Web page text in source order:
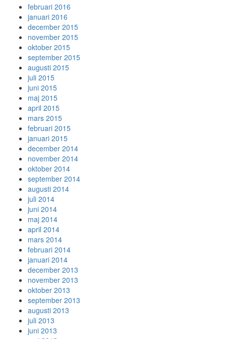
februari 2016
januari 2016
december 2015
november 2015
oktober 2015
september 2015
augusti 2015
juli 2015
juni 2015
maj 2015
april 2015
mars 2015
februari 2015
januari 2015
december 2014
november 2014
oktober 2014
september 2014
augusti 2014
juli 2014
juni 2014
maj 2014
april 2014
mars 2014
februari 2014
januari 2014
december 2013
november 2013
oktober 2013
september 2013
augusti 2013
juli 2013
juni 2013